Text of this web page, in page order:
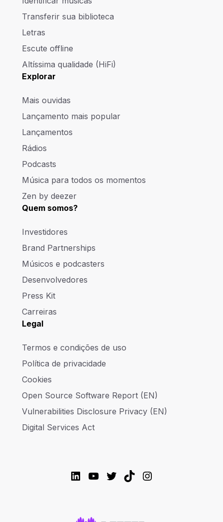
Transferir sua biblioteca
Letras
Escute offline
Altíssima qualidade (HiFi)
Explorar
Mais ouvidas
Lançamento mais popular
Lançamentos
Rádios
Podcasts
Música para todos os momentos
Zen by deezer
Quem somos?
Investidores
Brand Partnerships
Músicos e podcasters
Desenvolvedores
Press Kit
Carreiras
Legal
Termos e condições de uso
Política de privacidade
Cookies
Open Source Software Report (EN)
Vulnerabilities Disclosure Privacy (EN)
Digital Services Act
LinkedIn
YouTube
Twitter
TikTokInstagram